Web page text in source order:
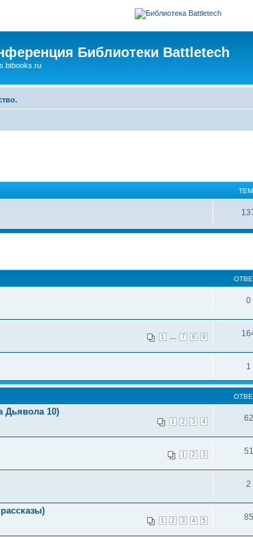
Библиотеки Battletech
0
1 7 8 9
1
10)
1 2 3 4 62
1 2 3 51
2
1 2 3 4 5 85